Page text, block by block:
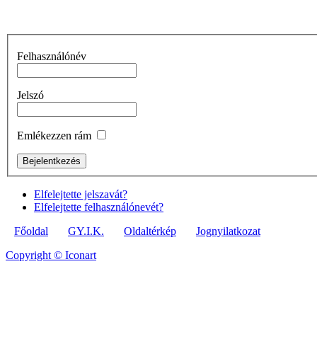
Felhasználónév
Jelszó
Emlékezzen rám
Elfelejtette jelszavát?
Elfelejtette felhasználónevét?
Főoldal
GY.I.K. Oldaltérkép
Jognyilatkozat
Copyright © Iconart